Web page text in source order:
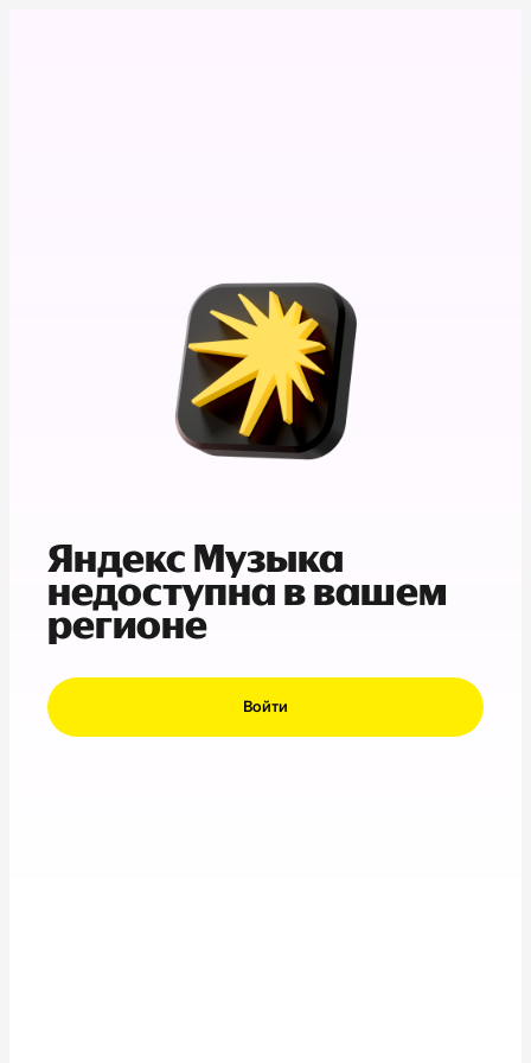
Яндекс Музыка
недоступна в вашем
регионе
Войти